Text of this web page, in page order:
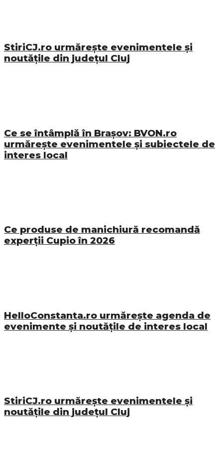
StiriCJ.ro urmărește evenimentele și
noutățile din județul Cluj
Ce se întâmplă în Brașov: BVON.ro
urmărește evenimentele și subiectele de
interes local
Ce produse de manichiură recomandă
experții Cupio în 2026
HelloConstanta.ro urmărește agenda de
evenimente și noutățile de interes local
StiriCJ.ro urmărește evenimentele și
noutățile din județul Cluj